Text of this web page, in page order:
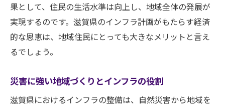
果として、住民の生活水準は向上し、地域全体の発展が
実現するのです。滋賀県のインフラ計画がもたらす経済
的な恩恵は、地域住民にとっても大きなメリットと言え
るでしょう。
災害に強い地域づくりとインフラの役割
滋賀県におけるインフラの整備は、自然災害から地域を